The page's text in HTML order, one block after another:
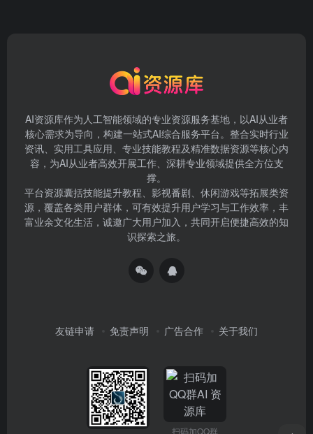
AI资源库作为人工智能领域的专业资源服务基地，以AI从业者
核心需求为导向，构建一站式AI综合服务平台。整合实时行业
资讯、实用工具应用、专业技能教程及精准数据资源等核心内
容，为AI从业者高效开展工作、深耕专业领域提供全方位支
撑。
平台资源囊括技能提升教程、影视番剧、休闲游戏等拓展类资
源，覆盖各类用户群体，可有效提升用户学习与工作效率，丰
富业余文化生活，诚邀广大用户加入，共同开启便捷高效的知
识探索之旅。
友链申请 免责声明 广告合作 关于我们
扫码加QQ群